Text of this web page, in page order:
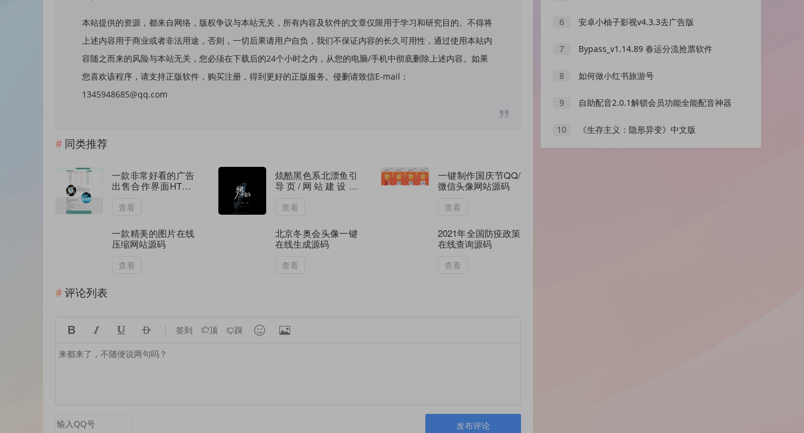
本站提供的资源，都来自网络，版权争议与本站无关，所有内容及软件的文章仅限用于学习和研究目的。不得将
上述内容用于商业或者非法用途，否则，一切后果请用户自负，我们不保证内容的长久可用性，通过使用本站内
容随之而来的风险与本站无关，您必须在下载后的24个小时之内，从您的电脑/手机中彻底删除上述内容。如果
您喜欢该程序，请支持正版软件，购买注册，得到更好的正版服务。侵删请致信E-mail：
1345948685@qq.com
同类推荐
一款非常好看的广告
出售合作界面HTML
查看
炫酷黑色系北漂鱼引
导页/网站建设中
查看
一键制作国庆节QQ/
微信头像网站源码
查看
一款精美的图片在线
压缩网站源码
查看
北京冬奥会头像一键
在线生成源码
查看
2021年全国防疫政策
在线查询源码
查看
评论列表
    签到 顶 踩  
发布评论
6 安卓小柚子影视v4.3.3去广告版
7 Bypass_v1.14.89 春运分流抢票软件
8 如何做小红书旅游号
9 自助配音2.0.1解锁会员功能全能配音神器
10 《生存主义：隐形异变》中文版